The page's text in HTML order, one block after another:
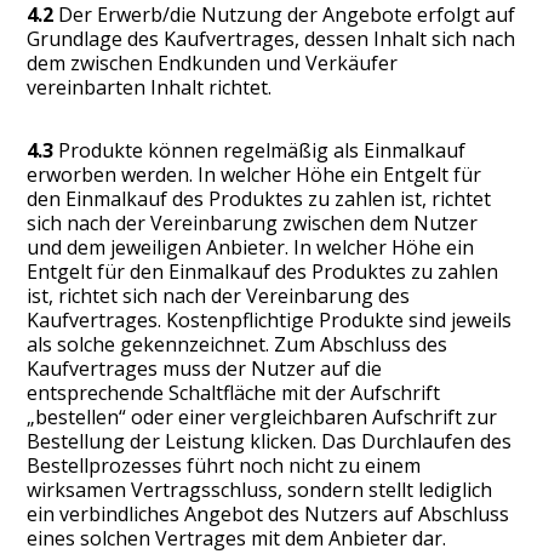
4.2 Der Erwerb/die Nutzung der Angebote erfolgt auf
Grundlage des Kaufvertrages, dessen Inhalt sich nach
dem zwischen Endkunden und Verkäufer
vereinbarten Inhalt richtet.
4.3 Produkte können regelmäßig als Einmalkauf
erworben werden. In welcher Höhe ein Entgelt für
den Einmalkauf des Produktes zu zahlen ist, richtet
sich nach der Vereinbarung zwischen dem Nutzer
und dem jeweiligen Anbieter. In welcher Höhe ein
Entgelt für den Einmalkauf des Produktes zu zahlen
ist, richtet sich nach der Vereinbarung des
Kaufvertrages. Kostenpflichtige Produkte sind jeweils
als solche gekennzeichnet. Zum Abschluss des
Kaufvertrages muss der Nutzer auf die
entsprechende Schaltfläche mit der Aufschrift
„bestellen“ oder einer vergleichbaren Aufschrift zur
Bestellung der Leistung klicken. Das Durchlaufen des
Bestellprozesses führt noch nicht zu einem
wirksamen Vertragsschluss, sondern stellt lediglich
ein verbindliches Angebot des Nutzers auf Abschluss
eines solchen Vertrages mit dem Anbieter dar.